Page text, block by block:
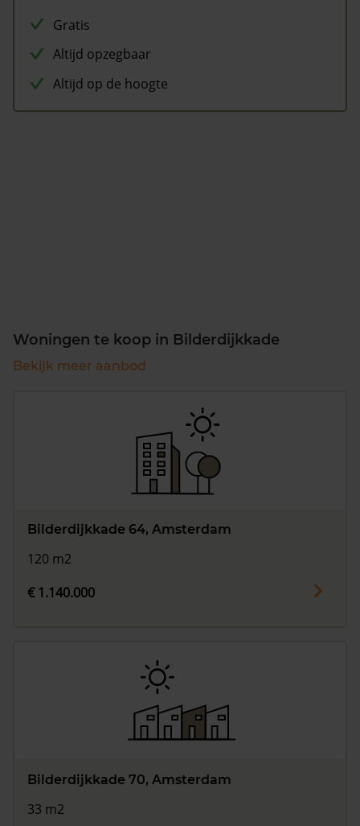
Gratis
Altijd opzegbaar
Altijd op de hoogte
Woningen te koop in Bilderdijkkade
Bekijk meer aanbod
Bilderdijkkade 64, Amsterdam
120 m2
€ 1.140.000
Bilderdijkkade 70, Amsterdam
33 m2